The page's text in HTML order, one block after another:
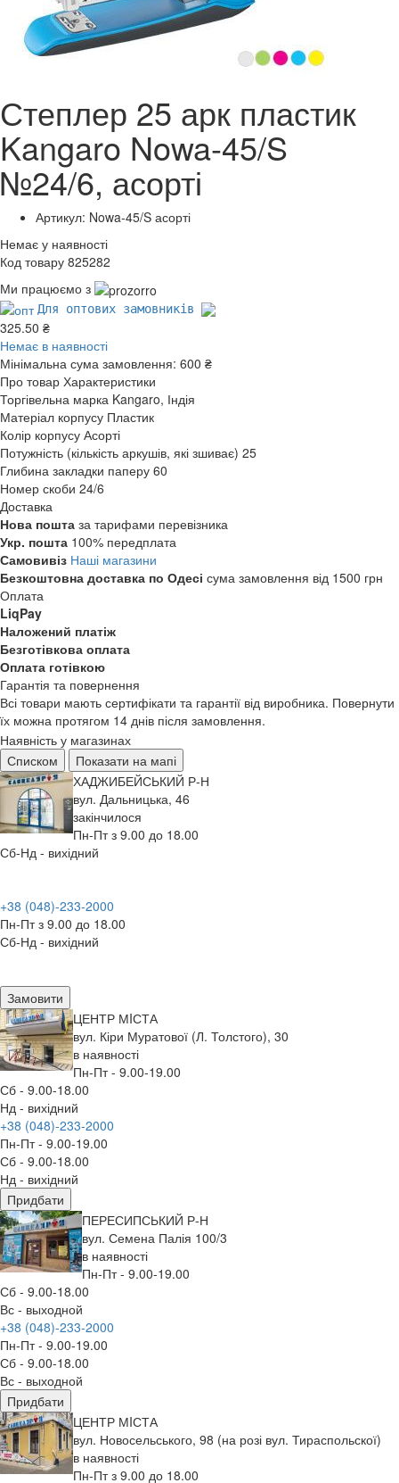
Степлер 25 арк пластик
Kangaro Nowa-45/S
№24/6, асорті
Артикул: Nowa-45/S асорті
Немає у наявності
Код товару 825282
Ми працюємо з
Для оптових замовників
325.50 ₴
Немає в наявності
Мінімальна сума замовлення: 600 ₴
Про товар Характеристики
Торгівельна марка Kangaro, Індія
Матеріал корпусу Пластик
Колір корпусу Асорті
Потужність (кількість аркушів, які зшиває) 25
Глибина закладки паперу 60
Номер скоби 24/6
Доставка
Нова пошта за тарифами перевізника
Укр. пошта 100% передплата
Самовивіз Наші магазини
Безкоштовна доставка по Одесі сума замовлення від 1500 грн
Оплата
LiqPay
Наложений платіж
Безготівкова оплата
Оплата готівкою
Гарантія та повернення
Всі товари мають сертифікати та гарантії від виробника. Повернути
їх можна протягом 14 днів після замовлення.
Наявність у магазинах
Списком
Показати на мапі
ХАДЖИБЕЙСЬКИЙ Р-Н
вул. Дальницька, 46
закінчилося
Пн-Пт з 9.00 до 18.00
Сб-Нд - вихідний
+38 (048)-233-2000
Пн-Пт з 9.00 до 18.00
Сб-Нд - вихідний
Замовити
ЦЕНТР МIСТА
вул. Кіри Муратової (Л. Толстого), 30
в наявності
Пн-Пт - 9.00-19.00
Сб - 9.00-18.00
Нд - вихідний
+38 (048)-233-2000
Пн-Пт - 9.00-19.00
Сб - 9.00-18.00
Нд - вихідний
Придбати
ПЕРЕСИПСЬКИЙ Р-Н
вул. Семена Палія 100/3
в наявності
Пн-Пт - 9.00-19.00
Сб - 9.00-18.00
Вс - выходной
+38 (048)-233-2000
Пн-Пт - 9.00-19.00
Сб - 9.00-18.00
Вс - выходной
Придбати
ЦЕНТР МIСТА
вул. Новосельського, 98 (на розі вул. Тираспольскої)
в наявності
Пн-Пт з 9.00 до 18.00